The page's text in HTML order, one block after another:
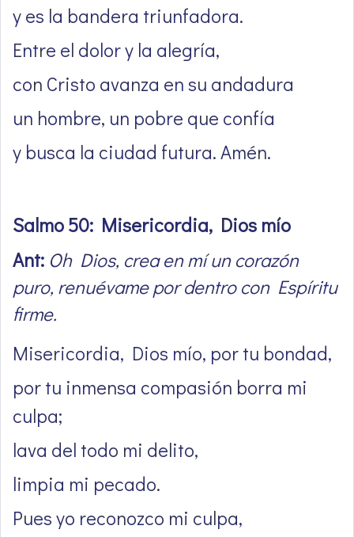
y es la bandera triunfadora.
Entre el dolor y la alegría,
con Cristo avanza en su andadura
un hombre, un pobre que confía
y busca la ciudad futura. Amén.
Salmo 50: Misericordia, Dios mío
Ant: Oh Dios, crea en mí un corazón
puro, renuévame por dentro con Espíritu
firme.
Misericordia, Dios mío, por tu bondad,
por tu inmensa compasión borra mi
culpa;
lava del todo mi delito,
limpia mi pecado.
Pues yo reconozco mi culpa,